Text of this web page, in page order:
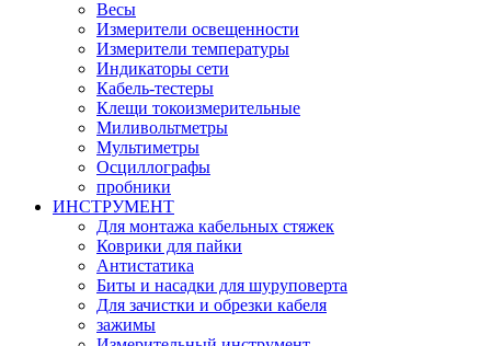
Весы
Измерители освещенности
Измерители температуры
Индикаторы сети
Кабель-тестеры
Клещи токоизмерительные
Миливольтметры
Мультиметры
Осциллографы
пробники
ИНСТРУМЕНТ
Для монтажа кабельных стяжек
Коврики для пайки
Антистатика
Биты и насадки для шуруповерта
Для зачистки и обрезки кабеля
зажимы